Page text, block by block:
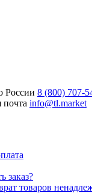
России 8 (800) 707-
почта info@tl.market
заказ?
товаров